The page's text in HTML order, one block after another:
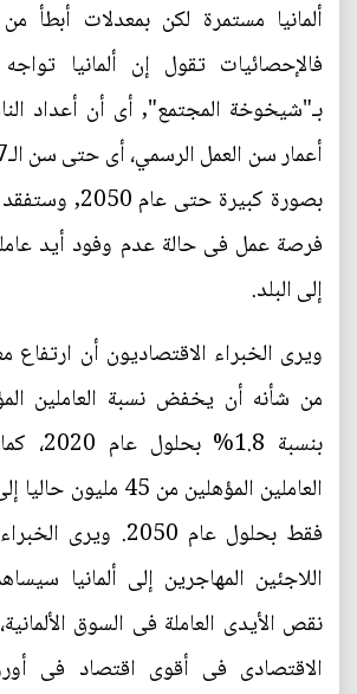
ألمانيا مستمرة لكن بمعدلات أبطأ من
فالإحصائيات تقول إن ألمانيا
بـ"شيخوخة المجتمع", أى أن أعداد
فرصة عمل فى حالة عدم وفود أيد
إلى البلد.
ويرى الخبراء الاقتصاديون أن
من شأنه أن يخفض نسبة العاملين
بنسبة
فقط بحلول عام 2050.
اللاجئين المهاجرين إلى ألمانيا
نقص الأيدى العاملة فى السوق
الاقتصادى فى أقوى اقتصاد فى